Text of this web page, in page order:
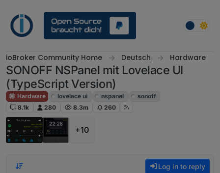
ioBroker Community Home Deutsch Hardware
SONOFF NSPanel mit Lovelace UI
(TypeScript Version)
Hardware lovelace ui nspanel
sonoff
8.1k
280 8.3m 260
+10
Log in to reply